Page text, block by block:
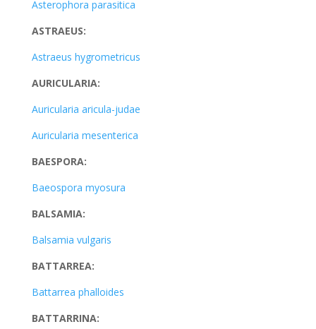
Asterophora parasitica
ASTRAEUS:
Astraeus hygrometricus
AURICULARIA:
Auricularia aricula-judae
Auricularia mesenterica
BAESPORA:
Baeospora myosura
BALSAMIA:
Balsamia vulgaris
BATTARREA:
Battarrea phalloides
BATTARRINA: